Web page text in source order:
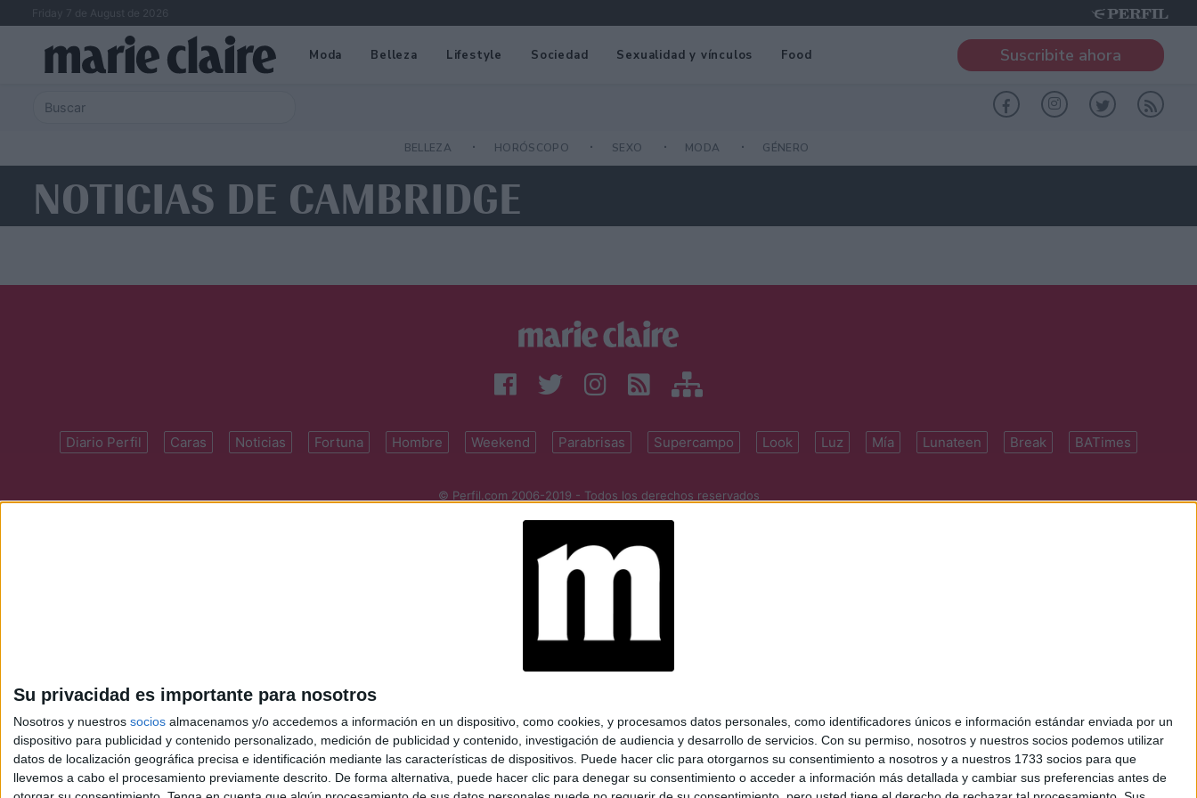
Su privacidad es importante para nosotros
Nosotros y nuestros socios almacenamos y/o accedemos a información en un dispositivo, como cookies, y procesamos datos personales, como identificadores únicos e información estándar enviada por un
dispositivo para publicidad y contenido personalizado, medición de publicidad y contenido, investigación de audiencia y desarrollo de servicios. Con su permiso, nosotros y nuestros socios podemos utilizar
datos de localización geográfica precisa e identificación mediante las características de dispositivos. Puede hacer clic para otorgarnos su consentimiento a nosotros y a nuestros 1733 socios para que
llevemos a cabo el procesamiento previamente descrito. De forma alternativa, puede hacer clic para denegar su consentimiento o acceder a información más detallada y cambiar sus preferencias antes de
Friday 7 de August de 2026
Moda Belleza Lifestyle Sociedad Sexualidad y vínculos Food Suscribite ahora
BELLEZA HORÓSCOPO SEXO MODA GÉNERO
NOTICIAS DE CAMBRIDGE
Diario Perfil Caras Noticias Fortuna Hombre Weekend Parabrisas Supercampo Look Luz Mía Lunateen Break BATimes
© Perfil.com 2006-2019 - Todos los derechos reservados
perfilcom@perfil.com| Propietario: Diario Perfil S.A.